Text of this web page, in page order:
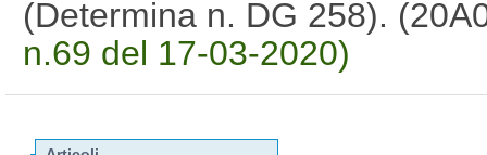
(Determina n. DG 258).
n.69 del 17-03-2020)